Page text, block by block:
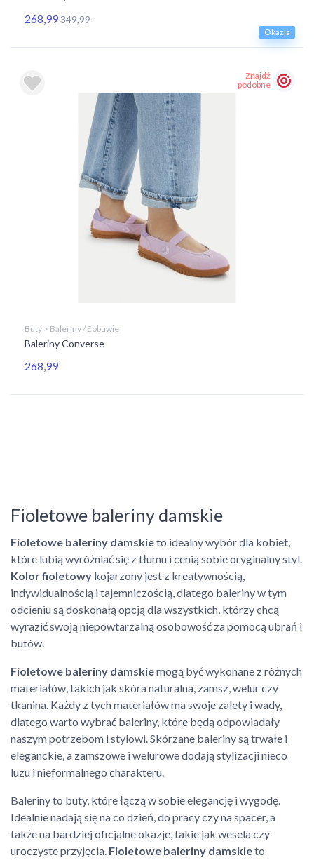
Okazja
268,99349,99
Znajdź
podobne
Buty > Baleriny / Eobuwie
Baleriny Converse
268,99
Fioletowe baleriny damskie
Fioletowe baleriny damskieto idealny wybór dla kobiet,
które lubią wyróżniać się z tłumu i cenią sobie oryginalny styl.
Kolor fioletowy kojarzony jest z kreatywnością,
indywidualnością i tajemniczością, dlatego baleriny w tym
odcieniu są doskonałą opcją dla wszystkich, którzy chcą
wyrazić swoją niepowtarzalną osobowość za pomocą ubrań i
butów.
Fioletowe baleriny damskiemogą być wykonane z różnych
materiałów, takich jak skóra naturalna, zamsz, welur czy
tkanina. Każdy z tych materiałów ma swoje zalety i wady,
dlatego warto wybrać baleriny, które będą odpowiadały
naszym potrzebom i stylowi. Skórzane baleriny są trwałe i
eleganckie, a zamszowe i welurowe dodają stylizacji nieco
luzu i nieformalnego charakteru.
Baleriny to buty, które łączą w sobie elegancję i wygodę.
Idealnie nadają się na co dzień, do pracy czy na spacer, a
także na bardziej oficjalne okazje, takie jak wesela czy
uroczyste przyjęcia. Fioletowe baleriny damskieto